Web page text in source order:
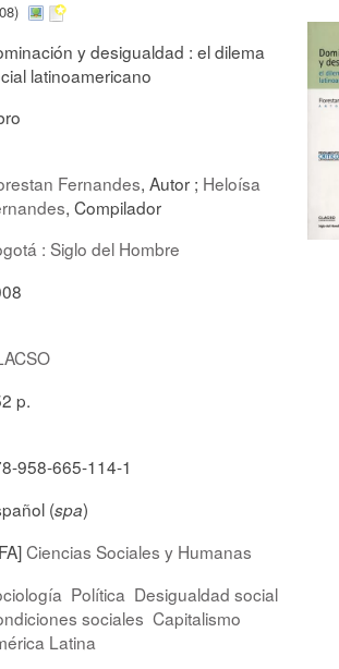
y desigualdad : el dilema
latinoamericano
Fernandes, Autor ; Heloísa
, Compilador
: Siglo del Hombre
p.
958-665-114-1
(spa)
Ciencias Sociales y Humanas
Política Desigualdad social
sociales Capitalismo
Latina